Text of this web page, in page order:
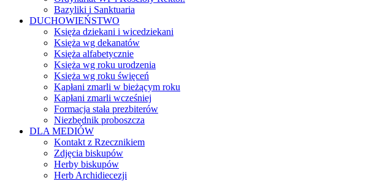
Bazyliki i Sanktuaria
DUCHOWIEŃSTWO
Księża dziekani i wicedziekani
Księża wg dekanatów
Księża alfabetycznie
Księża wg roku urodzenia
Księża wg roku święceń
Kapłani zmarli w bieżącym roku
Kapłani zmarli wcześniej
Formacja stała prezbiterów
Niezbędnik proboszcza
DLA MEDIÓW
Kontakt z Rzecznikiem
Zdjęcia biskupów
Herby biskupów
Herb Archidiecezji